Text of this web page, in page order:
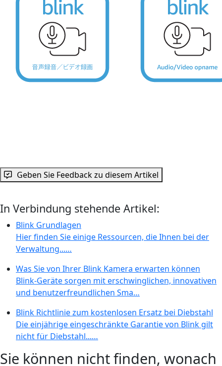
Geben Sie Feedback zu diesem Artikel
In Verbindung stehende Artikel:
Blink Grundlagen
Hier finden Sie einige Ressourcen, die Ihnen bei der
Verwaltung...…
Was Sie von Ihrer Blink Kamera erwarten können
Blink-Geräte sorgen mit erschwinglichen, innovativen
und benutzerfreundlichen Sma…
Blink Richtlinie zum kostenlosen Ersatz bei Diebstahl
Die einjährige eingeschränkte Garantie von Blink gilt
nicht für Diebstahl...…
Sie können nicht finden, wonach